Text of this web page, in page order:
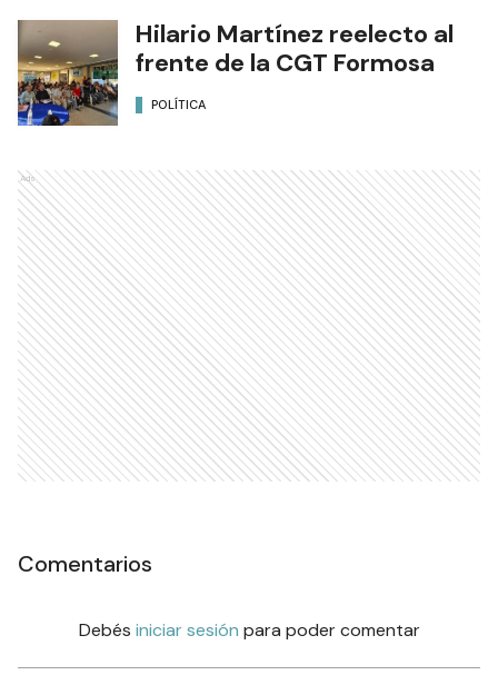
Hilario Martínez reelecto al
frente de la CGT Formosa
POLÍTICA
Ads
Comentarios
Debés iniciar sesión para poder comentar